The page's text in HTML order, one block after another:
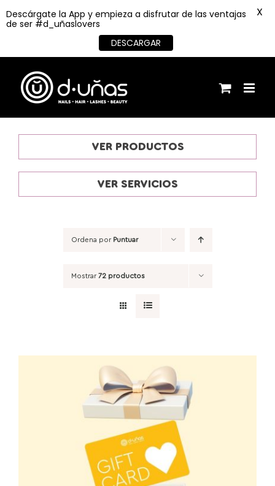
contenido
VER PRODUCTOS
VER SERVICIOS
Ordena por Puntuar
Mostrar72 productos
Descárgate la App y empieza a disfrutar de las ventajas
de ser #d_uñaslovers
DESCARGAR
X